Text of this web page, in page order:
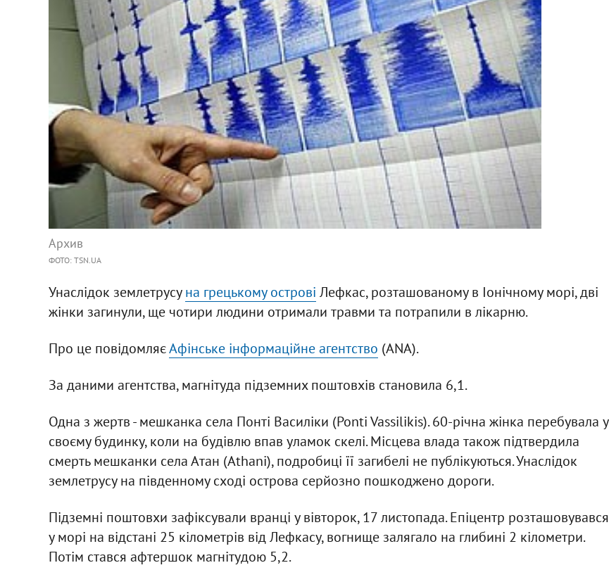
Архив
ФОТО: TSN.UA
Унаслідок землетрусуна грецькому острові Лефкас, розташованому в Іонічному морі, дві
жінки загинули, ще чотири людини отримали травми та потрапили в лікарню.
Про це повідомляєАфінське інформаційне агентство (ANA).
За даними агентства, магнітуда підземних поштовхів становила 6,1.
Одна з жертв - мешканка села Понті Василіки (Ponti Vassilikis). 60-річна жінка перебувала у
своєму будинку, коли на будівлю впав уламок скелі. Місцева влада також підтвердила
смерть мешканки села Атан (Athani), подробиці її загибелі не публікуються. Унаслідок
землетрусу на південному сході острова серйозно пошкоджено дороги.
Підземні поштовхи зафіксували вранці у вівторок, 17 листопада. Епіцентр розташовувався
у морі на відстані 25 кілометрів від Лефкасу, вогнище залягало на глибині 2 кілометри.
Потім стався афтершок магнітудою 5,2.